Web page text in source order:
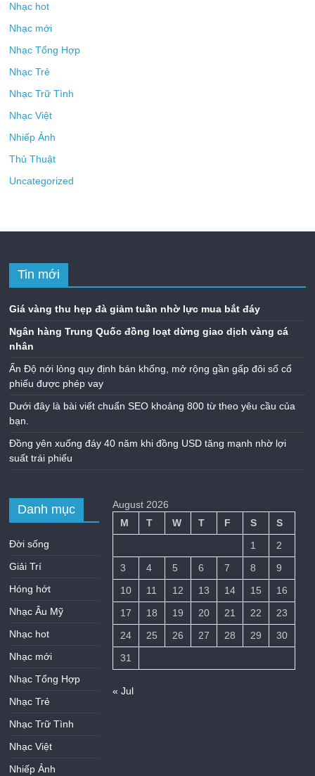
Nhạc hot
Nhạc mới
Nhạc Tổng Hợp
Nhạc Trẻ
Nhạc Trữ Tình
Nhạc Việt
Nhiếp Ảnh
Thủ Thuật
Uncategorized
Tin mới
Giá vàng thu hẹp đà giảm tuần nhờ lực mua bắt đáy
Ngân hàng Trung Quốc đồng loạt dừng giao dịch vàng cá
nhân
Ấn Độ nới lỏng quy định bán khống, mở rộng gần gấp đôi số cổ
phiếu được phép vay
Dưới đây là bài viết chuẩn SEO khoảng 800 từ theo yêu cầu của
bạn.
Đồng yên xuống đáy 40 năm khi đồng USD tăng mạnh nhờ lợi
suất trái phiếu
Danh mục
Đời sống
Giải Trí
Hóng hớt
Nhạc Âu Mỹ
Nhạc hot
Nhạc mới
Nhạc Tổng Hợp
Nhạc Trẻ
Nhạc Trữ Tình
Nhạc Việt
Nhiếp Ảnh
August 2026
M
T W T F S
S
1
2
3
4 5 6 7 8
9
10
11 12 13 14 15
16
17
18 19 20 21 22
23
24
25 26 27 28 29
30
31
« Jul